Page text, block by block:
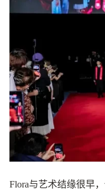
Flora与艺术结缘很早